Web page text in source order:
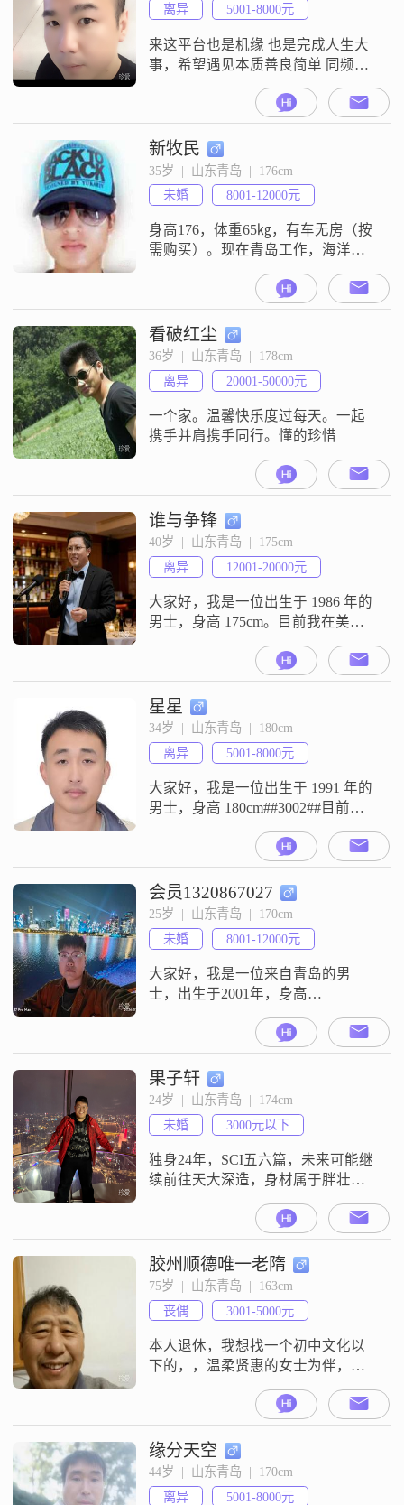
离异 5001-8000元
来这平台也是机缘 也是完成人生大
事，希望遇见本质善良简单 同频的
你 不要问我有什么，我来一丝不挂
什么都没有，因为天地万物供养人
类 所以有这福气 感恩宇宙。
新牧民
35岁  |  山东青岛  |  176cm
未婚
8001-12000元
身高176，体重65㎏，有车无房（按
需购买）。现在青岛工作，海洋工
程。家中排行老二，老家山东泰安
（泰山）哥哥已婚。父母健康。 希
望另一半乐观开朗，积极向上，活
泼善良，可盐可甜。
看破红尘
36岁  |  山东青岛  |  178cm
离异
20001-50000元
一个家。温馨快乐度过每天。一起
携手并肩携手同行。懂的珍惜
谁与争锋
40岁  |  山东青岛  |  175cm
离异
12001-20000元
大家好，我是一位出生于 1986 年的
男士，身高 175cm。目前我在美丽
收入，每月在 8001 - 12000 元之间。
我的学历是大专，在工作中我一直
秉持着积极认真的态度。我觉得自
己最大的特点就是稳重可靠，做事
情不会冲动，会经过深思熟虑。而
且我很自信果断，遇到问题能够迅
速做出决策。对待身
星星
34岁  |  山东青岛  |  180cm
离异
5001-8000元
大家好，我是一位出生于 1991 年的
男士，身高 180cm##3002##目前在
之间，学历是大专##3002##我觉得
自己在感情中比较包容理解对方，
始终认为信任至上##3001##相互尊
重很重要##3002##我追求稳定安逸
的生活，不喜欢太折腾##3002##平
时我喜欢阅
会员1320867027
25岁  |  山东青岛  |  170cm
未婚
8001-12000元
大家好，我是一位来自青岛的男
士，出生于2001年，身高
8001到12000元之间，拥有大学本科
学历##3002##我性格乐观积极，总
是以积极的态度面对生活中的各种
挑战##3002##我热爱外出旅行，喜
欢探索不同的地方，感受不同的文
化##3002##每次旅行都能让我收获
很多新的
果子轩
24岁  |  山东青岛  |  174cm
未婚
3000元以下
独身24年，SCI五六篇，未来可能继
续前往天大深造，身材属于胖壮
男型，自己也不知道哈哈哈，感情
方面较为传统，希望专一，目前减
肥中，希望能遇到合适的～
胶州顺德唯一老隋
75岁  |  山东青岛  |  163cm
丧偶
3001-5000元
本人退休，我想找一个初中文化以
下的，，温柔贤惠的女士为伴，我
缘分天空
44岁  |  山东青岛  |  170cm
离异
5001-8000元